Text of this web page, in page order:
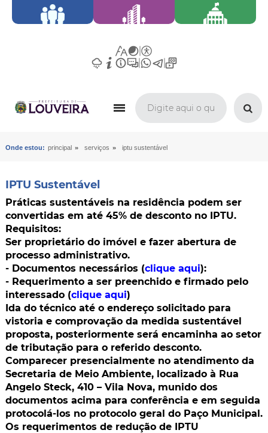
Onde estou: principal » serviços » iptu sustentável
IPTU Sustentável
Práticas sustentáveis na residência podem ser
convertidas em até 45% de desconto no IPTU.
Requisitos:
Ser proprietário do imóvel e fazer abertura de
processo administrativo.
- Documentos necessários (clique aqui):
- Requerimento a ser preenchido e firmado pelo
interessado (clique aqui)
Ida do técnico até o endereço solicitado para
vistoria e comprovação da medida sustentável
proposta, posteriormente será encaminha ao setor
de tributação para o referido desconto.
Comparecer presencialmente no atendimento da
Secretaria de Meio Ambiente, localizado à Rua
Angelo Steck, 410 – Vila Nova, munido dos
documentos acima para conferência e em seguida
protocolá-los no protocolo geral do Paço Municipal.
Os requerimentos de redução de IPTU